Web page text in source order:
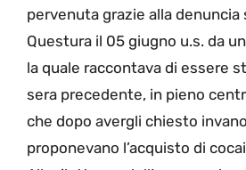
pervenuta grazie alla denuncia
Questura il 05 giugno u.s. da
la quale raccontava di essere
sera precedente, in pieno
che dopo avergli chiesto
proponevano l’acquisto di